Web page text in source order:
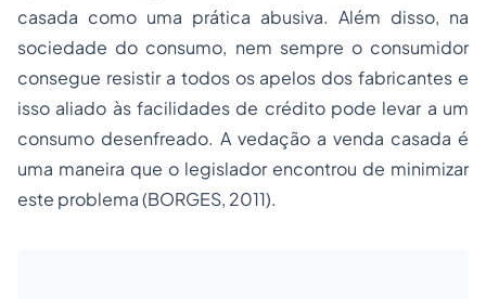
casada como uma prática abusiva. Além disso, na
sociedade do consumo, nem sempre o consumidor
consegue resistir a todos os apelos dos fabricantes e
isso aliado às facilidades de crédito pode levar a um
consumo desenfreado. A vedação a venda casada é
uma maneira que o legislador encontrou de minimizar
este problema (BORGES, 2011).